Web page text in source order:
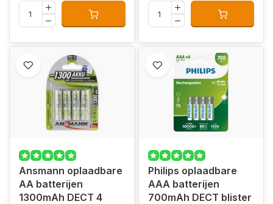
Ansmann oplaadbare
AA batterijen
1300mAh DECT 4
Philips oplaadbare
AAA batterijen
700mAh DECT blister